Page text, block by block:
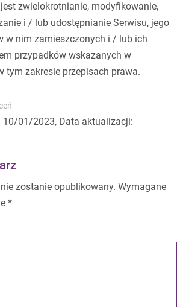
zwielokrotnianie, modyfikowanie,
i / lub udostępnianie Serwisu, jego
w nim zamieszczonych i / lub ich
przypadków wskazanych w
tym zakresie przepisach prawa.
10/01/2023, Data aktualizacji:
zostanie opublikowany. Wymagane
*